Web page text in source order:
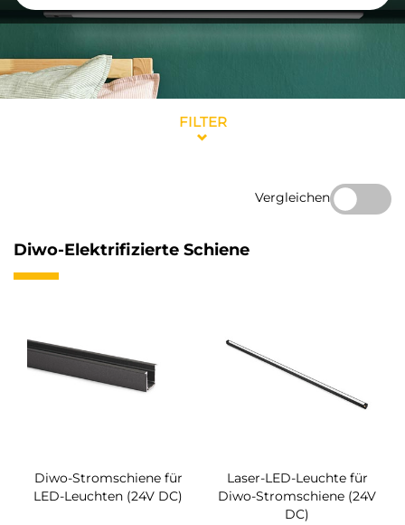
FILTER
Vergleichen
Diwo-Elektrifizierte Schiene
Diwo-Stromschiene für
LED-Leuchten (24V DC)
Laser-LED-Leuchte für
Diwo-Stromschiene (24V
DC)